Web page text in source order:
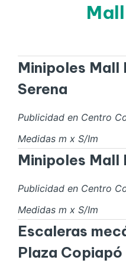
Minipoles Mall
Serena
Publicidad en Centro
Medidas m x S/Im
Minipoles Mall
Publicidad en Centro
Medidas m x S/Im
Escaleras
Plaza Copiapó